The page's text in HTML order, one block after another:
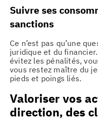
Suivre ses
sanctions
Ce n’est pas qu’une
juridique et du
évitez les pénalités,
vous restez maître du
pieds et poings liés.
Valoriser vos
direction, des